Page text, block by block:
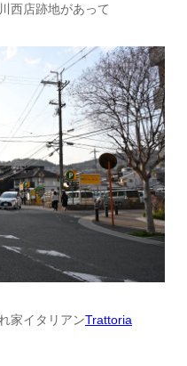
西店跡地があって
家イタリアンTrattoria